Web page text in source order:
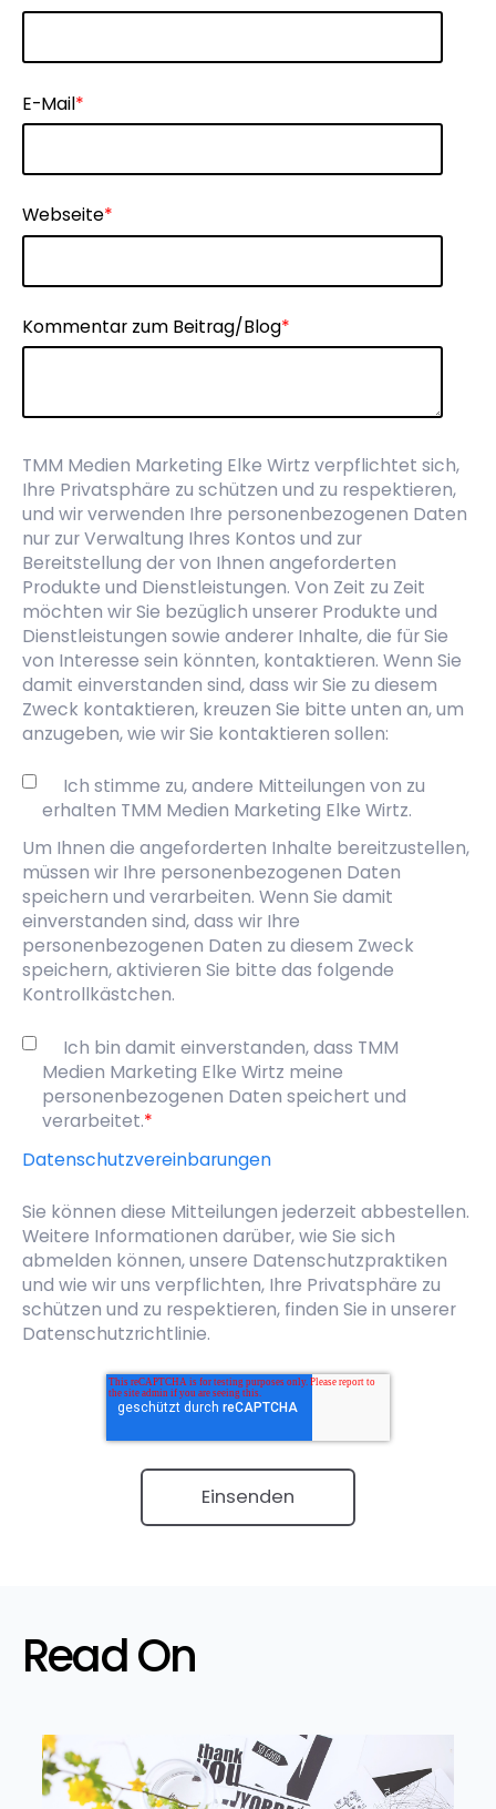
E-Mail*
Webseite*
Kommentar zum Beitrag/Blog*
TMM Medien Marketing Elke Wirtz verpflichtet sich,
Ihre Privatsphäre zu schützen und zu respektieren,
und wir verwenden Ihre personenbezogenen Daten
nur zur Verwaltung Ihres Kontos und zur
Bereitstellung der von Ihnen angeforderten
Produkte und Dienstleistungen. Von Zeit zu Zeit
möchten wir Sie bezüglich unserer Produkte und
Dienstleistungen sowie anderer Inhalte, die für Sie
von Interesse sein könnten, kontaktieren. Wenn Sie
damit einverstanden sind, dass wir Sie zu diesem
Zweck kontaktieren, kreuzen Sie bitte unten an, um
anzugeben, wie wir Sie kontaktieren sollen:
Ich stimme zu, andere Mitteilungen von zu
erhalten TMM Medien Marketing Elke Wirtz.
Um Ihnen die angeforderten Inhalte bereitzustellen,
müssen wir Ihre personenbezogenen Daten
speichern und verarbeiten. Wenn Sie damit
einverstanden sind, dass wir Ihre
personenbezogenen Daten zu diesem Zweck
speichern, aktivieren Sie bitte das folgende
Kontrollkästchen.
Ich bin damit einverstanden, dass TMM
Medien Marketing Elke Wirtz meine
personenbezogenen Daten speichert und
verarbeitet.*
Datenschutzvereinbarungen
Sie können diese Mitteilungen jederzeit abbestellen.
Weitere Informationen darüber, wie Sie sich
abmelden können, unsere Datenschutzpraktiken
und wie wir uns verpflichten, Ihre Privatsphäre zu
schützen und zu respektieren, finden Sie in unserer
Datenschutzrichtlinie.
Read On